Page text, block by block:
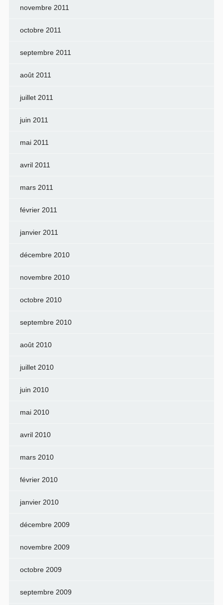
novembre 2011
octobre 2011
septembre 2011
août 2011
juillet 2011
juin 2011
mai 2011
avril 2011
mars 2011
février 2011
janvier 2011
décembre 2010
novembre 2010
octobre 2010
septembre 2010
août 2010
juillet 2010
juin 2010
mai 2010
avril 2010
mars 2010
février 2010
janvier 2010
décembre 2009
novembre 2009
octobre 2009
septembre 2009